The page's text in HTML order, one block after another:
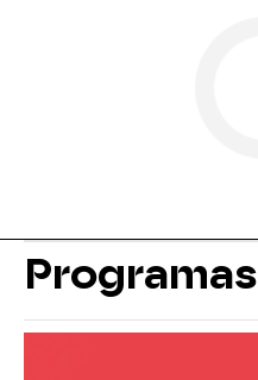
Programas